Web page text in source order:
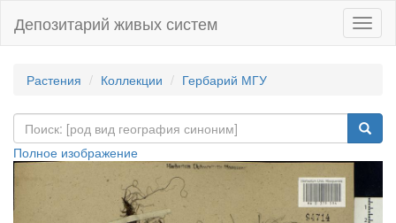
Депозитарий живых систем
Растения Коллекции Гербарий МГУ
Полное изображение